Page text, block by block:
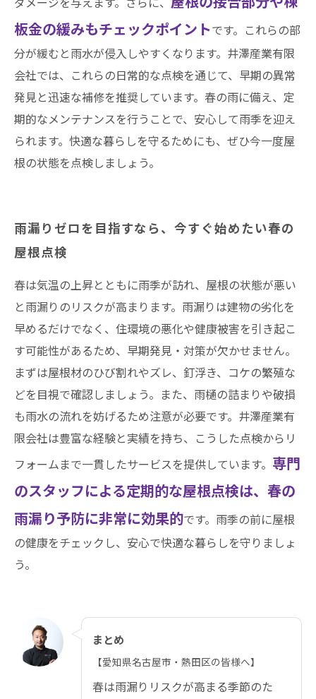
板金の緩みもチェックポイントです。これらの部
分が緩むと雨水が侵入しやすくなります。井澤産業有限
会社では、これらの日常的な点検を通じて、早期の異常
発見と迅速な補修を推奨しています。春の雨に備え、定
期的なメンテナンスを行うことで、安心して雨季を迎え
られます。快適な暮らしを守るためにも、ぜひ今一度屋
根の状態を点検しましょう。
雨漏りゼロを目指すなら、今すぐ始めたい春の
屋根点検
春は気温の上昇とともに雨季が訪れ、屋根の状態が悪い
と雨漏りのリスクが高まります。雨漏りは建物の劣化を
早めるだけでなく、住環境の悪化や健康被害を引き起こ
す可能性があるため、早期発見・対策が欠かせません。
まずは屋根材のひび割れやズレ、釘浮き、コケの繁殖な
どを目視で確認しましょう。また、雨樋の詰まりや破損
も雨水の流れを妨げるため注意が必要です。井澤産業有
限会社は豊富な経験と実績を持ち、こうした点検からリ
フォームまで一貫したサービスを提供しています。 専門
のスタッフによる定期的な屋根点検は、春の
雨漏り予防に非常に効果的です。雨季の前に屋根
の健康をチェックし、安心で快適な暮らしを守りましょ
う。
まとめ
【愛知県名古屋市・熱田区の皆様へ】
春は雨漏りリスクが高まる季節のた